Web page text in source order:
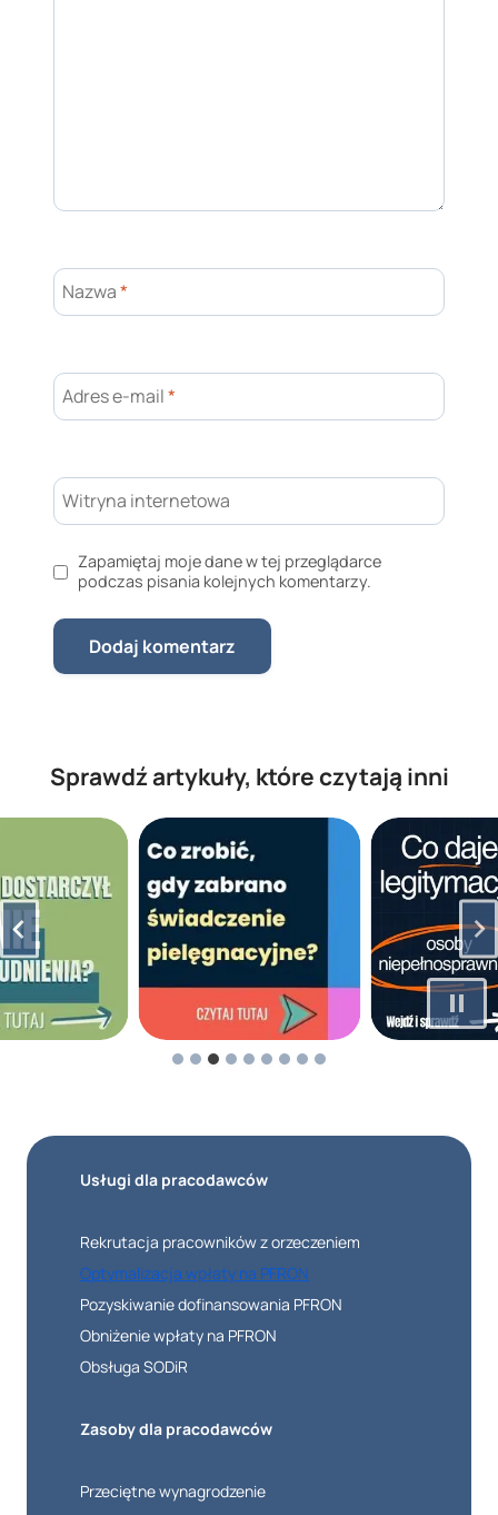
Nazwa*
Adres e-mail*
Witryna internetowa
Zapamiętaj moje dane w tej przeglądarce
podczas pisania kolejnych komentarzy.
Sprawdź artykuły, które czytają inni
Usługi dla pracodawców
Rekrutacja pracowników z orzeczeniem
Optymalizacja wpłaty na PFRON
Pozyskiwanie dofinansowania PFRON
Obniżenie wpłaty na PFRON
Obsługa SODiR
Zasoby dla pracodawców
Przeciętne wynagrodzenie